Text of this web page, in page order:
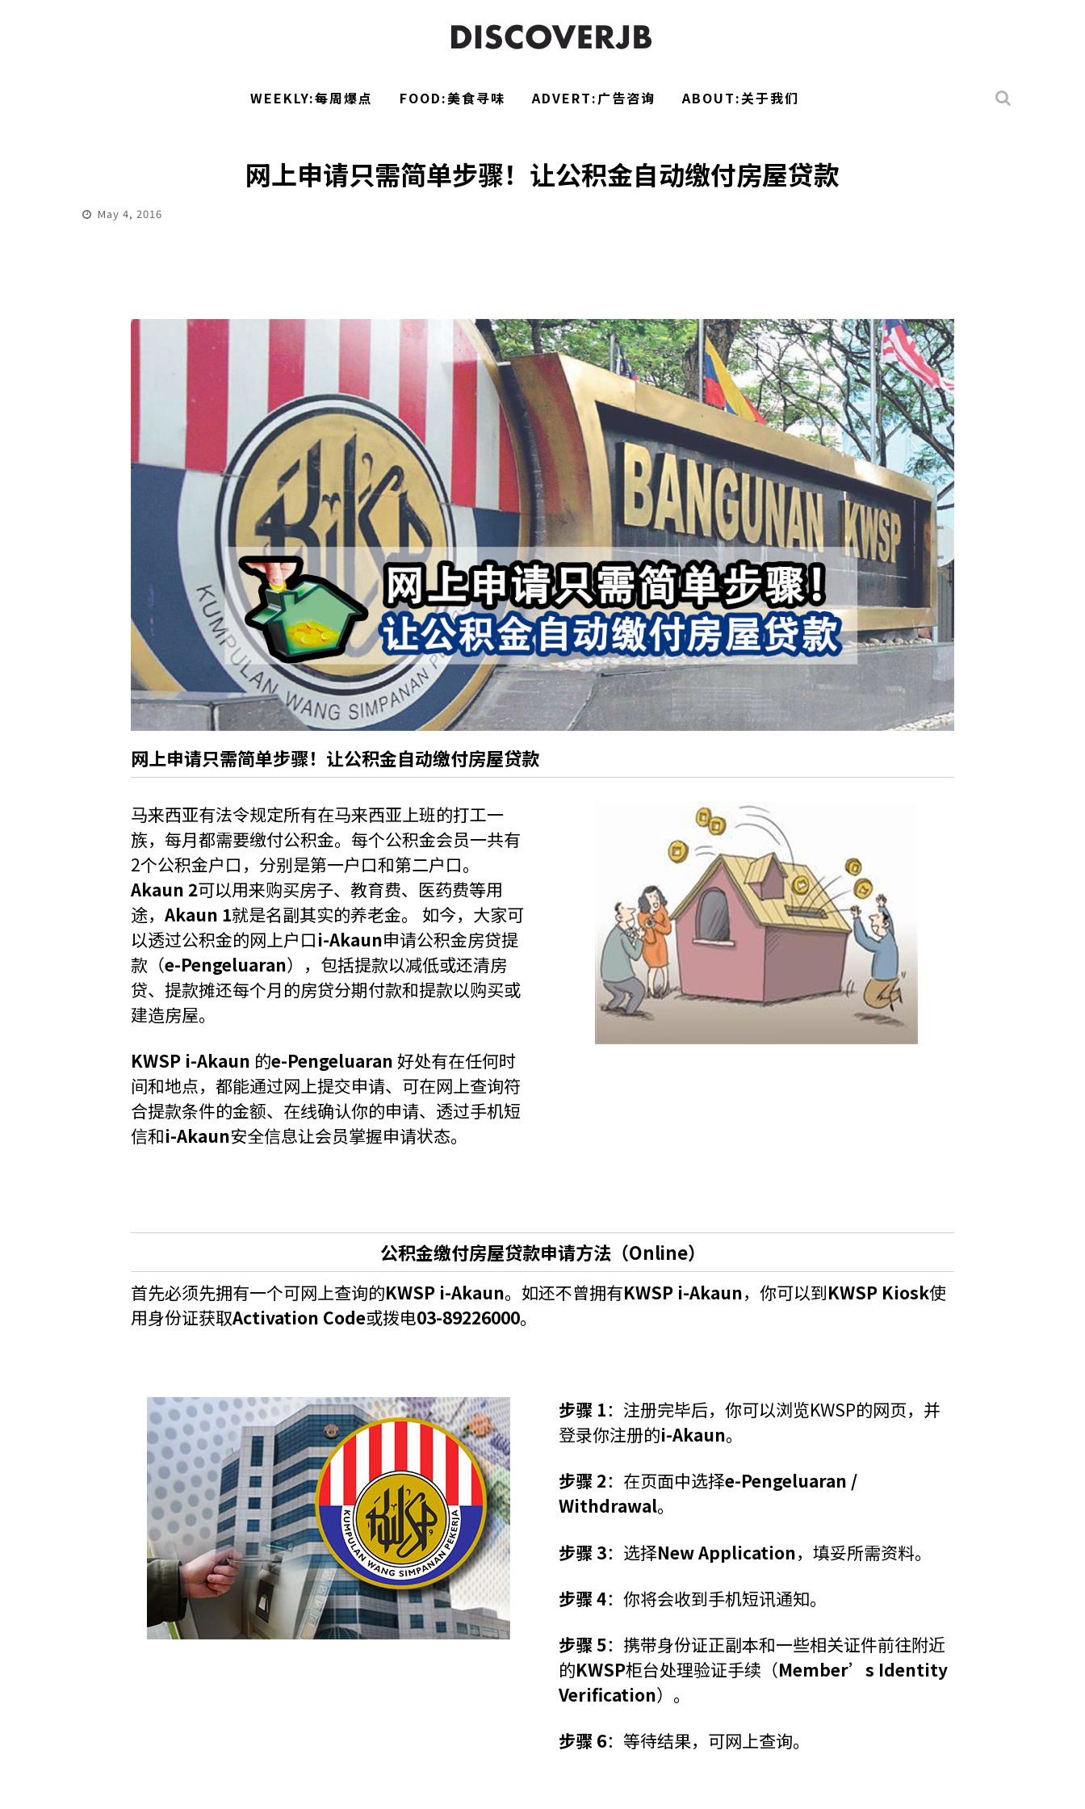
WEEKLY:每周爆点 FOOD:美食寻味 ADVERT:广告咨询 ABOUT:关于我们
网上申请只需简单步骤！让公积金自动缴付房屋贷款
May 4, 2016
网上申请只需简单步骤！让公积金自动缴付房屋贷款
马来西亚有法令规定所有在马来西亚上班的打工一
族，每月都需要缴付公积金。每个公积金会员一共有
2个公积金户口，分别是第一户口和第二户口。
Akaun 2可以用来购买房子、教育费、医药费等用
途， Akaun 1就是名副其实的养老金。 如今，大家可
以透过公积金的网上户口i-Akaun申请公积金房贷提
款（e-Pengeluaran），包括提款以减低或还清房
贷、提款摊还每个月的房贷分期付款和提款以购买或
建造房屋。
KWSP i-Akaun 的e-Pengeluaran 好处有在任何时
间和地点，都能通过网上提交申请、可在网上查询符
合提款条件的金额、在线确认你的申请、透过手机短
信和i-Akaun安全信息让会员掌握申请状态。
公积金缴付房屋贷款申请方法（Online）
首先必须先拥有一个可网上查询的KWSP i-Akaun。如还不曾拥有KWSP i-Akaun，你可以到KWSP Kiosk使
用身份证获取Activation Code或拨电03-89226000。
步骤 1：注册完毕后，你可以浏览KWSP的网页，并
登录你注册的i-Akaun。
步骤 2：在页面中选择e-Pengeluaran /
Withdrawal。
步骤 3：选择New Application，填妥所需资料。
步骤 4：你将会收到手机短讯通知。
步骤 5：携带身份证正副本和一些相关证件前往附近
的KWSP柜台处理验证手续（Member’s Identity
Verification）。
步骤 6：等待结果，可网上查询。